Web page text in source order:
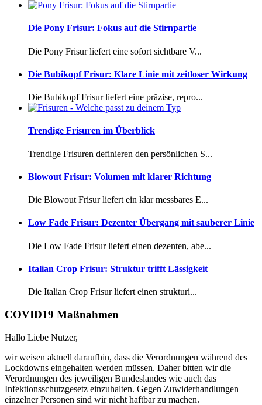
Die Pony Frisur: Fokus auf die Stirnpartie
Die Pony Frisur liefert eine sofort sichtbare V...
Die Bubikopf Frisur: Klare Linie mit zeitloser Wirkung
Die Bubikopf Frisur liefert eine präzise, repro...
Trendige Frisuren im Überblick
Trendige Frisuren definieren den persönlichen S...
Blowout Frisur: Volumen mit klarer Richtung
Die Blowout Frisur liefert ein klar messbares E...
Low Fade Frisur: Dezenter Übergang mit sauberer Linie
Die Low Fade Frisur liefert einen dezenten, abe...
Italian Crop Frisur: Struktur trifft Lässigkeit
Die Italian Crop Frisur liefert einen strukturi...
COVID19 Maßnahmen
Hallo Liebe Nutzer,
wir weisen aktuell daraufhin, dass die Verordnungen während des
Lockdowns eingehalten werden müssen. Daher bitten wir die
Verordnungen des jeweiligen Bundeslandes wie auch das
Infektionsschutzgesetz einzuhalten. Gegen Zuwiderhandlungen
einzelner Personen sind wir nicht haftbar zu machen.